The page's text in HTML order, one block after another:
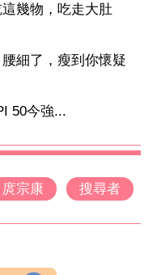
幾物，吃走大肚
細了，瘦到你懷疑
50今強...
庹宗康 搜尋者